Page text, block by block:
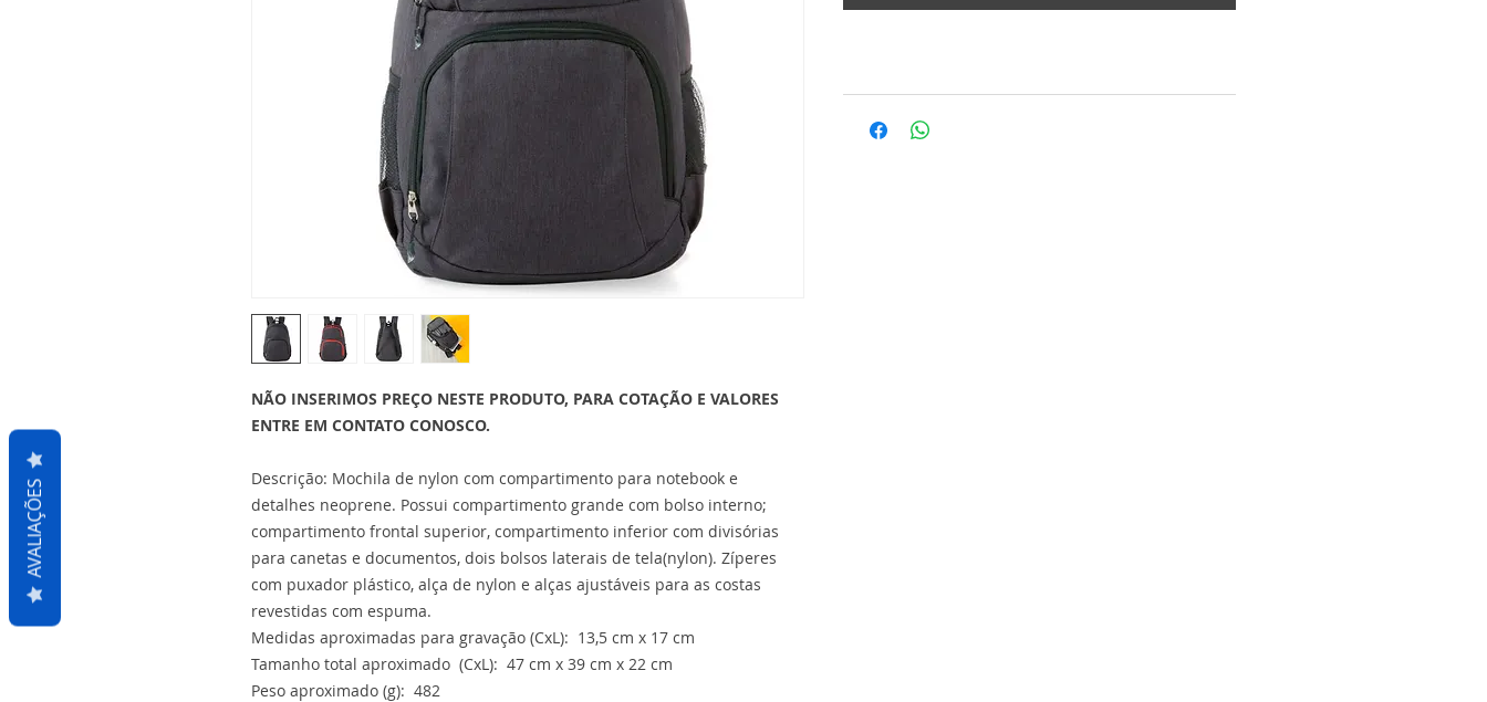
NÃO INSERIMOS PREÇO NESTE PRODUTO, PARA COTAÇÃO E VALORES
ENTRE EM CONTATO CONOSCO.
Descrição: Mochila de nylon com compartimento para notebook e
detalhes neoprene. Possui compartimento grande com bolso interno;
compartimento frontal superior, compartimento inferior com divisórias
para canetas e documentos, dois bolsos laterais de tela(nylon). Zíperes
com puxador plástico, alça de nylon e alças ajustáveis para as costas
revestidas com espuma.
Medidas aproximadas para gravação (CxL): 13,5 cm x 17 cm
Tamanho total aproximado (CxL): 47 cm x 39 cm x 22 cm
Peso aproximado (g): 482
AVALIAÇÕES